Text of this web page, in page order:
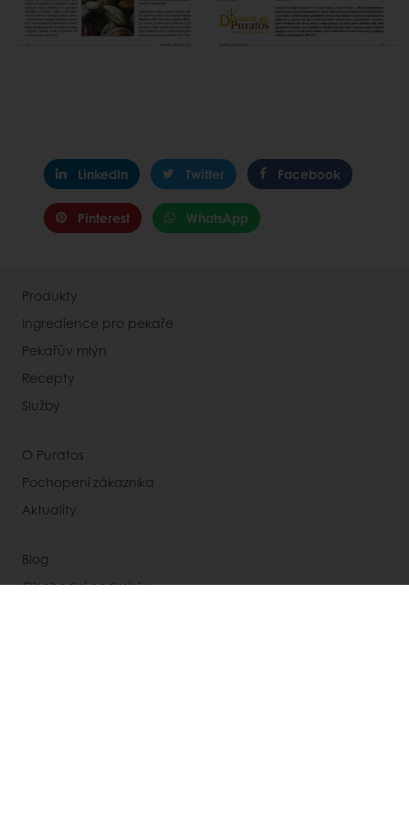
LinkedIn Twitter Facebook
Pinterest WhatsApp
Produkty
Ingredience pro pekaře
Pekařův mlýn
Recepty
Služby
O Puratos
Pochopení zákazníka
Aktuality
Blog
Obchodní podmínky